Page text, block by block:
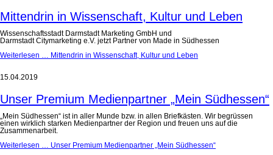
Mittendrin in Wissenschaft, Kultur und Leben
Wissenschaftsstadt Darmstadt Marketing GmbH und
Darmstadt Citymarketing e.V. jetzt Partner von Made in Südhessen
Weiterlesen … Mittendrin in Wissenschaft, Kultur und Leben
15.04.2019
Unser Premium Medienpartner „Mein Südhessen“
„Mein Südhessen“ ist in aller Munde bzw. in allen Briefkästen. Wir begrüssen
einen wirklich starken Medienpartner der Region und freuen uns auf die
Zusammenarbeit.
Weiterlesen … Unser Premium Medienpartner „Mein Südhessen“